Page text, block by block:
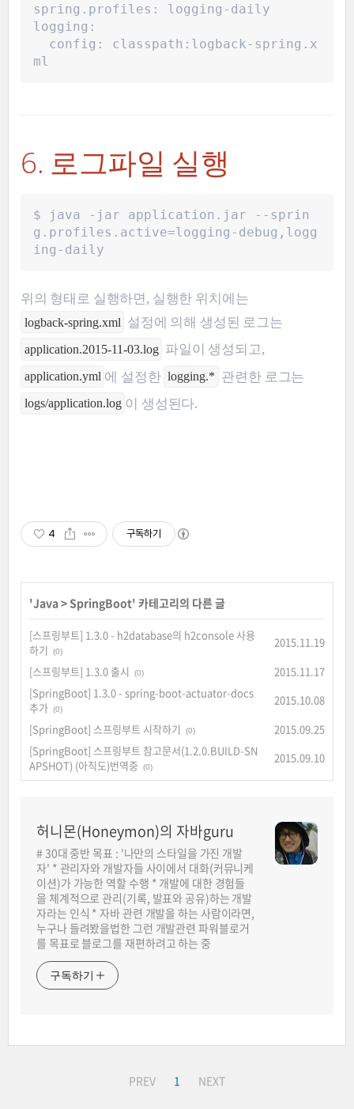
spring.profiles: logging-daily
logging:
config: classpath:logback-spring.x
ml
6. 로그파일 실행
$ java -jar application.jar --sprin
g.profiles.active=logging-debug,logg
ing-daily
위의 형태로 실행하면, 실행한 위치에는
logback-spring.xml 설정에 의해 생성된 로그는
application.2015-11-03.log 파일이 생성되고,
application.yml 에 설정한 logging.* 관련한 로그는
logs/application.log 이 생성된다.
4 구독하기
'Java> SpringBoot' 카테고리의 다른 글
[스프링부트] 1.3.0 - h2database의 h2console 사용
하기
(0)
2015.11.19
[스프링부트] 1.3.0 출시
(0)
2015.11.17
[SpringBoot] 1.3.0 - spring-boot-actuator-docs
추가 (0)
2015.10.08
[SpringBoot] 스프링부트 시작하기
(0)
2015.09.25
[SpringBoot] 스프링부트 참고문서(1.2.0.BUILD-SN
APSHOT) (아직도)번역중
(0)
2015.09.10
허니몬(Honeymon)의 자바guru
# 30대 중반 목표 : '나만의 스타일을 가진 개발
자' * 관리자와 개발자들 사이에서 대화(커뮤니케
이션)가 가능한 역할 수행 * 개발에 대한 경험들
을 체계적으로 관리(기록, 발표와 공유)하는 개발
자라는 인식 * 자바 관련 개발을 하는 사람이라면,
누구나 들려봤을법한 그런 개발관련 파워블로거
를 목표로 블로그를 재편하려고 하는 중
구독하기
PREV 1 NEXT